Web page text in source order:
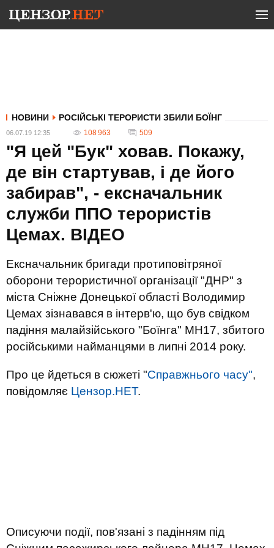
НОВИНИ РОСІЙСЬКІ ТЕРОРИСТИ ЗБИЛИ БОЇНГ
06.07.19 12:35 108 963 509
"Я цей "Бук" ховав. Покажу,
де він стартував, і де його
забирав", - ексначальник
служби ППО терористів
Цемах. ВIДЕО
Ексначальник бригади протиповітряної
оборони терористичної організації "ДНР" з
міста Сніжне Донецької області Володимир
Цемах зізнавався в інтерв'ю, що був свідком
падіння малайзійського "Боїнга" MH17, збитого
російськими найманцями в липні 2014 року.
Про це йдеться в сюжеті "Справжнього часу",
повідомляє Цензор.НЕТ.
Описуючи події, пов'язані з падінням під